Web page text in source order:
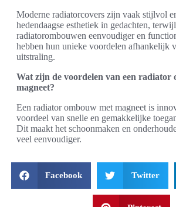
Moderne radiatorcovers zijn vaak stijlvol
hedendaagse esthetiek in gedachten,
radiatorombouwen eenvoudiger en
hebben hun unieke voordelen afhankelijk
uitstraling.
Wat zijn de voordelen van een radiator
magneet?
Een radiator ombouw met magneet is
voordeel van snelle en gemakkelijke
Dit maakt het schoonmaken en
veel eenvoudiger.
Facebook Twitter